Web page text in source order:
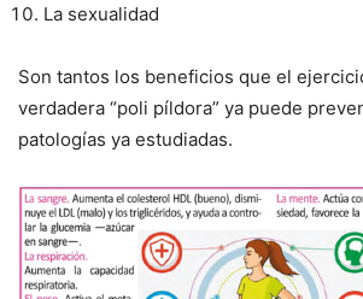
La sexualidad
Son tantos los beneficios que el
verdadera “poli píldora” ya puede
patologías ya estudiadas.